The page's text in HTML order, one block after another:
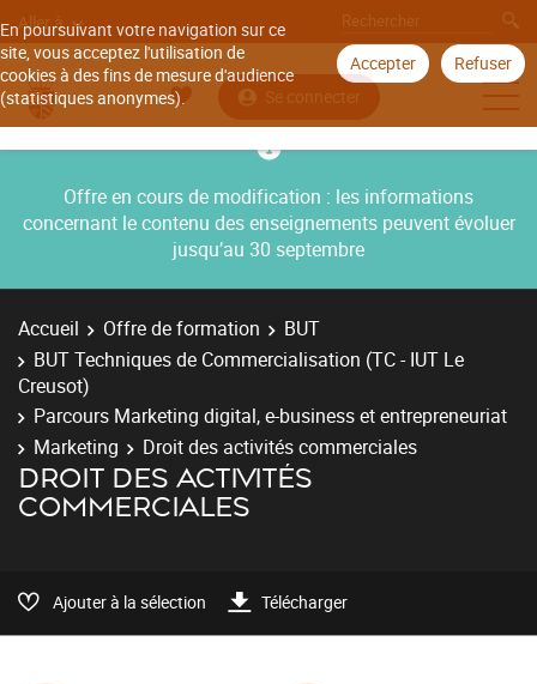
En poursuivant votre navigation sur ce
site, vous acceptez l'utilisation de
cookies à des fins de mesure d'audience
(statistiques anonymes).
Accepter Refuser
Aller à
Se connecter
Offre en cours de modification : les informations
concernant le contenu des enseignements peuvent évoluer
jusqu’au 30 septembre
Accueil Offre de formation
BUT
BUT Techniques de Commercialisation (TC - IUT Le
Creusot)
Parcours Marketing digital, e-business et entrepreneuriat
Marketing
Droit des activités commerciales
DROIT DES ACTIVITÉS
COMMERCIALES
Ajouter à la sélection Télécharger